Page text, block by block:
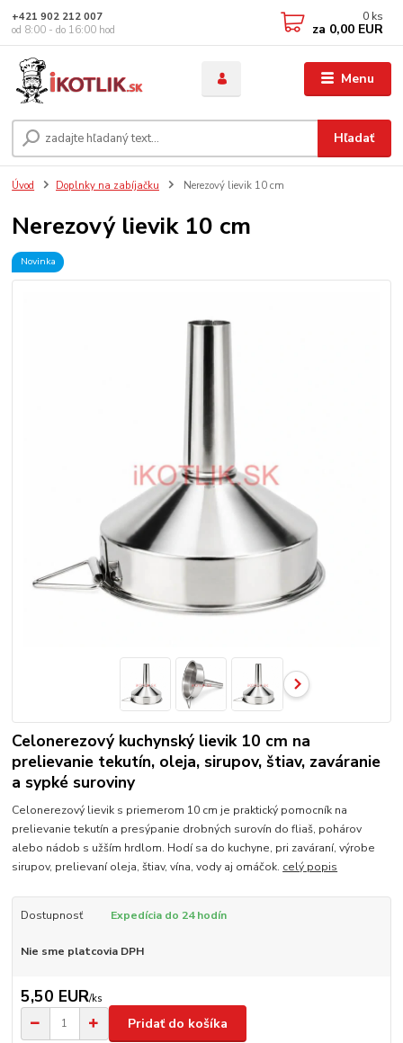
Menu
Hľadať
+421 902 212 007
od 8:00 - do 16:00 hod
0 ks
za 0,00 EUR
Úvod Doplnky na zabíjačku Nerezový lievik 10 cm
Nerezový lievik 10 cm
Novinka
Celonerezový kuchynský lievik 10 cm na
prelievanie tekutín, oleja, sirupov, štiav, zaváranie
a sypké suroviny
Celonerezový lievik s priemerom 10 cm je praktický pomocník na
prelievanie tekutín a presýpanie drobných surovín do fliaš, pohárov
alebo nádob s užším hrdlom. Hodí sa do kuchyne, pri zaváraní, výrobe
sirupov, prelievaní oleja, štiav, vína, vody aj omáčok. celý popis
Dostupnosť Expedícia do 24 hodín
Nie sme platcovia DPH
5,50 EUR/ks
Pridať do košíka